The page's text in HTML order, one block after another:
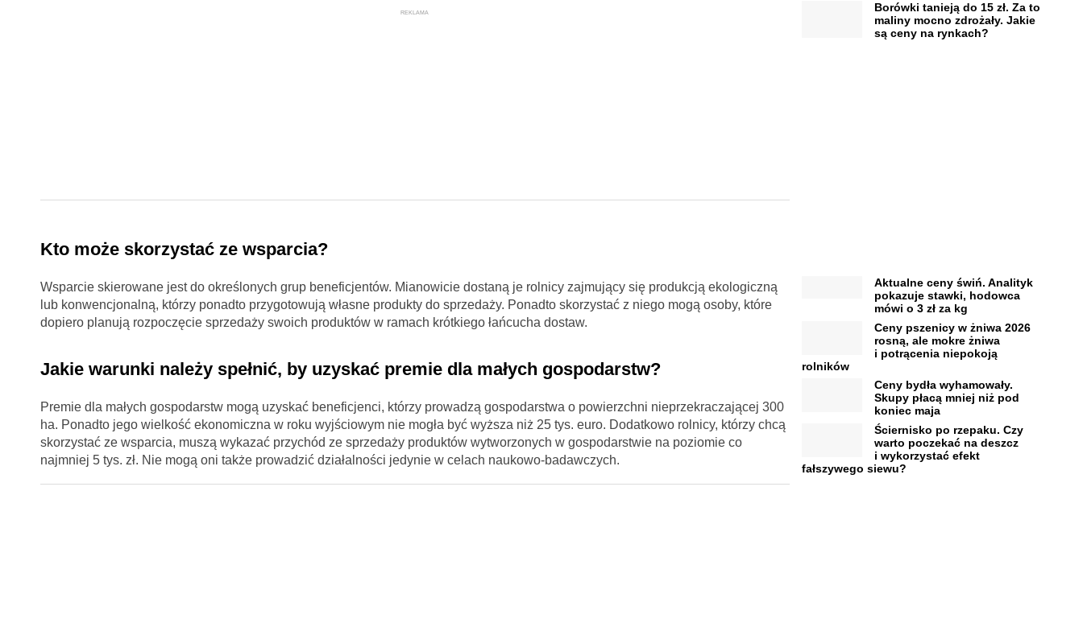
REKLAMA
Kto może skorzystać ze wsparcia?
Wsparcie skierowane jest do określonych grup beneficjentów. Mianowicie dostaną je rolnicy zajmujący się produkcją ekologiczną
lub konwencjonalną, którzy ponadto przygotowują własne produkty do sprzedaży. Ponadto skorzystać z niego mogą osoby, które
dopiero planują rozpoczęcie sprzedaży swoich produktów w ramach krótkiego łańcucha dostaw.
Jakie warunki należy spełnić, by uzyskać premie dla małych gospodarstw?
Premie dla małych gospodarstw mogą uzyskać beneficjenci, którzy prowadzą gospodarstwa o powierzchni nieprzekraczającej 300
ha. Ponadto jego wielkość ekonomiczna w roku wyjściowym nie mogła być wyższa niż 25 tys. euro. Dodatkowo rolnicy, którzy chcą
skorzystać ze wsparcia, muszą wykazać przychód ze sprzedaży produktów wytworzonych w gospodarstwie na poziomie co
najmniej 5 tys. zł. Nie mogą oni także prowadzić działalności jedynie w celach naukowo-badawczych.
Borówki tanieją do 15 zł. Za to
maliny mocno zdrożały. Jakie
są ceny na rynkach?
Aktualne ceny świń. Analityk
pokazuje stawki, hodowca
mówi o 3 zł za kg
Ceny pszenicy w żniwa 2026
rosną, ale mokre żniwa
i potrącenia niepokoją
rolników
Ceny bydła wyhamowały.
Skupy płacą mniej niż pod
koniec maja
Ściernisko po rzepaku. Czy
warto poczekać na deszcz
i wykorzystać efekt
fałszywego siewu?